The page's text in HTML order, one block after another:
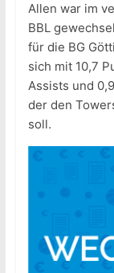
Allen war im
BBL
für die BG
sich mit 10,7
Assists und
der den
soll.